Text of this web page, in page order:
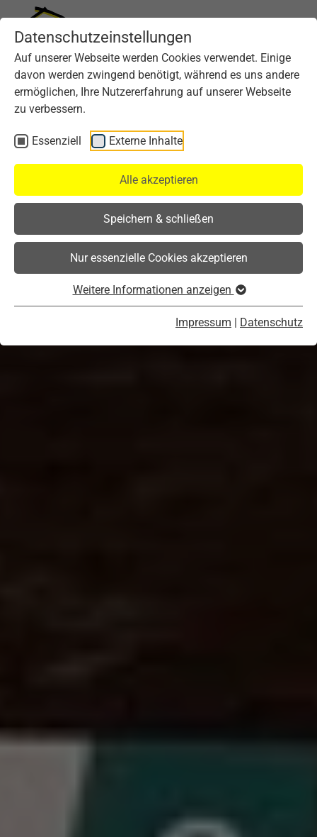
Datenschutzeinstellungen
Auf unserer Webseite werden Cookies verwendet. Einige
davon werden zwingend benötigt, während es uns andere
ermöglichen, Ihre Nutzererfahrung auf unserer Webseite
zu verbessern.
Essenziell Externe Inhalte
Alle akzeptieren
Speichern & schließen
Nur essenzielle Cookies akzeptieren
Weitere Informationen anzeigen
Impressum | Datenschutz